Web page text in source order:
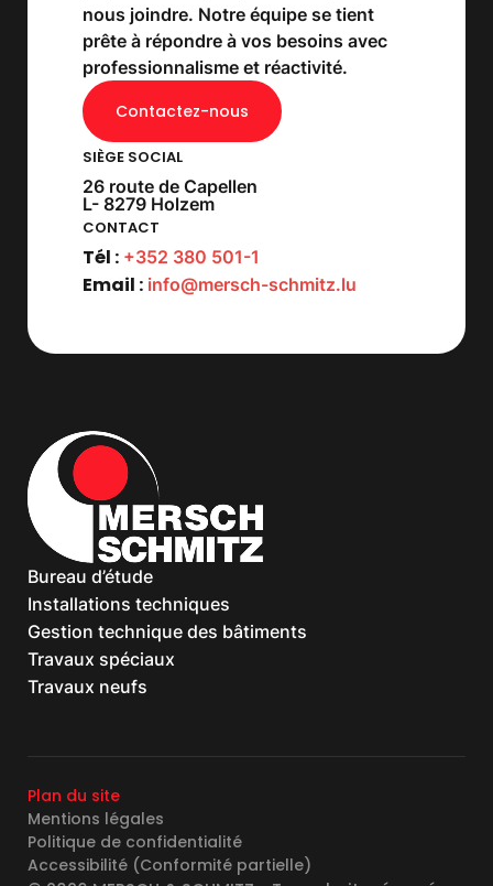
nous joindre. Notre équipe se tient
prête à répondre à vos besoins avec
professionnalisme et réactivité.
Contactez-nous
SIÈGE SOCIAL
26 route de Capellen
L- 8279 Holzem
CONTACT
Tél : +352 380 501-1
Email : info@mersch-schmitz.lu
Bureau d’étude
Installations techniques
Gestion technique des bâtiments
Travaux spéciaux
Travaux neufs
Plan du site
Mentions légales
Politique de confidentialité
Accessibilité (Conformité partielle)